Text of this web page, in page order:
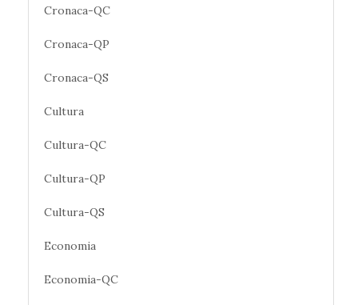
Cronaca-QC
Cronaca-QP
Cronaca-QS
Cultura
Cultura-QC
Cultura-QP
Cultura-QS
Economia
Economia-QC